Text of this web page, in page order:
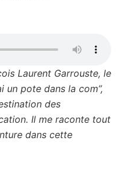
Laurent Garrouste, le
un pote dans la com”,
des
Il me raconte tout
dans cette